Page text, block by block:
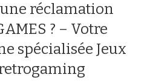
réclamation
? – Votre
spécialisée Jeux